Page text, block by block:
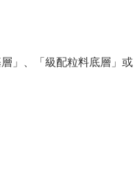
」、「級配粒料底層」